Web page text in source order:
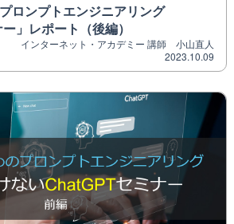
ロンプトエンジニアリング
」レポート（後編）
インターネット・アカデミー 講師 小山直人
2023.10.09